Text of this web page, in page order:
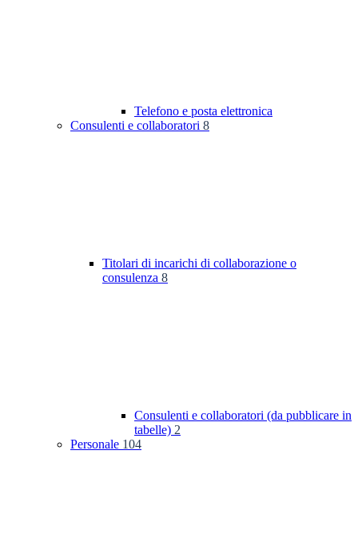
Telefono e posta elettronica
Consulenti e collaboratori 8
Titolari di incarichi di collaborazione o
consulenza 8
Consulenti e collaboratori (da pubblicare in
tabelle) 2
Personale 104